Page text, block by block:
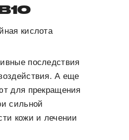
10
кислота
последствия
А еще
для прекращения
сильной
кожи и лечении